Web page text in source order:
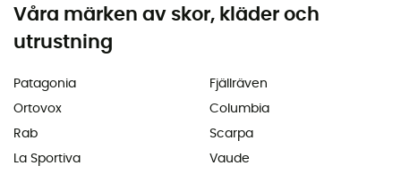
Våra märken av skor, kläder och
utrustning
Patagonia
Ortovox
Rab
La Sportiva
Fjällräven
Columbia
Scarpa
Vaude